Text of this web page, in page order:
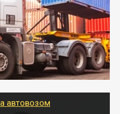
на специальном
быстро, качественно и
поможет
порт и из порта
на контейнеровозе,
кузовах),
автовозом